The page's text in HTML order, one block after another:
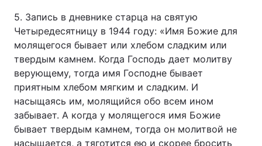
5. Запись в дневнике старца на святую
Четыредесятницу в 1944 году: «Имя Божие для
молящегося бывает или хлебом сладким или
твердым камнем. Когда Господь дает молитву
верующему, тогда имя Господне бывает
приятным хлебом мягким и сладким. И
насыщаясь им, молящийся обо всем ином
забывает. А когда у молящегося имя Божие
бывает твердым камнем, тогда он молитвой не
насыщается, а тяготится ею и скорее бросить